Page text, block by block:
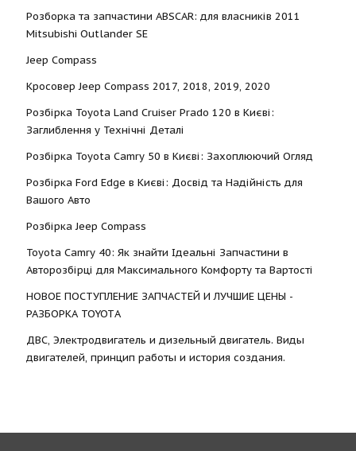
Розборка та запчастини ABSCAR: для власників 2011
Mitsubishi Outlander SE
Jeep Compass
Кросовер Jeep Compass 2017, 2018, 2019, 2020
Розбірка Toyota Land Cruiser Prado 120 в Києві:
Заглиблення у Технічні Деталі
Розбірка Toyota Camry 50 в Києві: Захоплюючий Огляд
Розбірка Ford Edge в Києві: Досвід та Надійність для
Вашого Авто
Розбірка Jeep Compass
Toyota Camry 40: Як знайти Ідеальні Запчастини в
Авторозбірці для Максимального Комфорту та Вартості
НОВОЕ ПОСТУПЛЕНИЕ ЗАПЧАСТЕЙ И ЛУЧШИЕ ЦЕНЫ -
РАЗБОРКА TOYOTА
ДВС, Электродвигатель и дизельный двигатель. Виды
двигателей, принцип работы и история создания.